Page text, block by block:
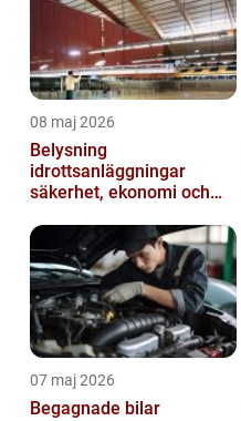
08 maj 2026
Belysning
idrottsanläggningar
säkerhet, ekonomi och
07 maj 2026
Begagnade bilar